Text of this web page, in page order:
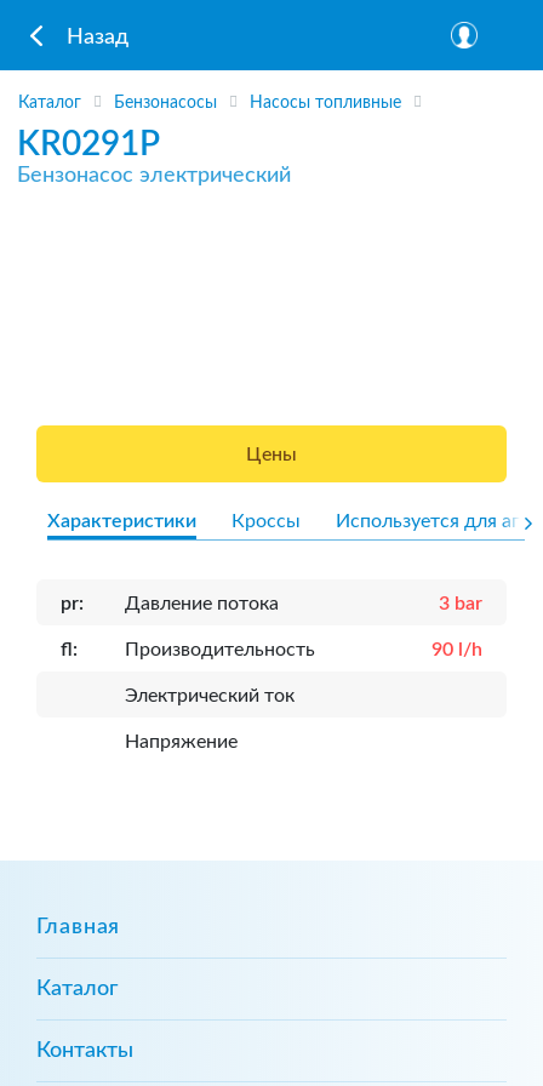
Назад
Каталог Бензонасосы Насосы топливные
KR0291P
Бензонасос электрический
Цены
Характеристики Кроссы Используется для
pr: Давление потока 3 bar
fl: Производительность 90 l/h
Электрический ток
Напряжение
Главная
Каталог
Контакты